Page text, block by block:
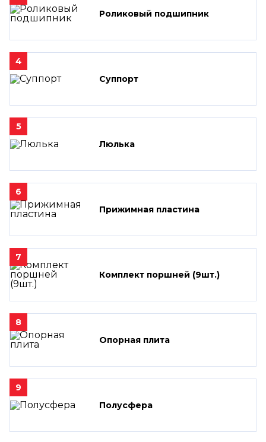
Роликовый подшипник
4
Суппорт
5
Люлька
6
Прижимная пластина
7
Комплект поршней (9шт.)
8
Опорная плита
9
Полусфера